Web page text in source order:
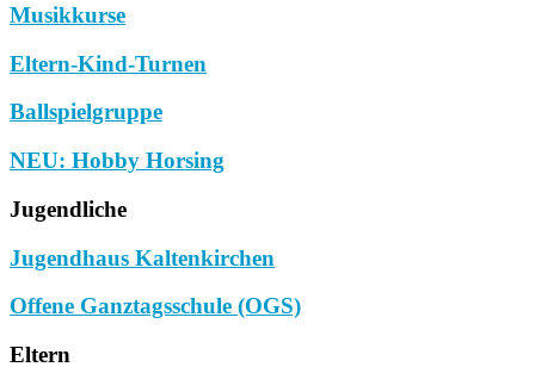
Musikkurse
Eltern-Kind-Turnen
Ballspielgruppe
NEU: Hobby Horsing
Jugendliche
Jugendhaus Kaltenkirchen
Offene Ganztagsschule (OGS)
Eltern